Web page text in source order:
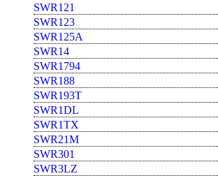
SWR121
SWR123
SWR125A
SWR14
SWR1794
SWR188
SWR193T
SWR1DL
SWR1TX
SWR21M
SWR301
SWR3LZ